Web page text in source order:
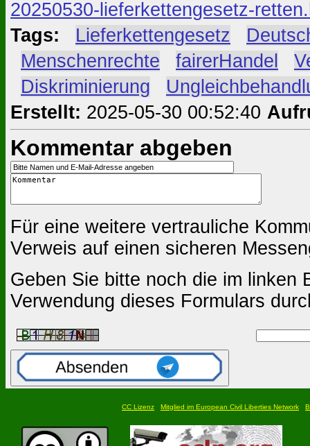
20250530-lieferkettengesetz-
Tags:
Lieferkettengesetz
Menschenrechte fairerHandel
Diskriminierung
Erstellt: 2025-05-30 00:52:40
Kommentar abgeben
Für eine weitere vertrauliche
Verweis auf einen sicheren
Geben Sie bitte noch die im linken
Verwendung dieses Formulars
CC Lizenz Mitglied im European Civil Liberties Network